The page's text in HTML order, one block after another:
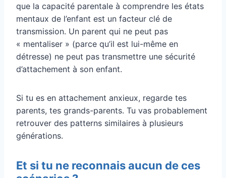
que la capacité parentale à comprendre les états
mentaux de l’enfant est un facteur clé de
transmission. Un parent qui ne peut pas
« mentaliser » (parce qu’il est lui-même en
détresse) ne peut pas transmettre une sécurité
d’attachement à son enfant.
Si tu es en attachement anxieux, regarde tes
parents, tes grands-parents. Tu vas probablement
retrouver des patterns similaires à plusieurs
générations.
Et si tu ne reconnais aucun de ces